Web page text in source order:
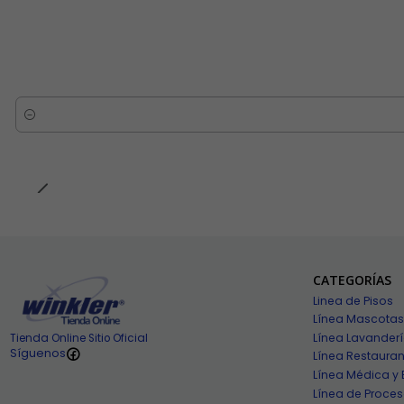
Cantidad
Tienda Online Sitio Oficial
Síguenos
CATEGORÍAS
Linea de Pisos
Línea Mascotas
Línea
Línea
Línea Médica y
Línea de